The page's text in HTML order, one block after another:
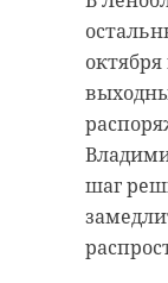
шаг
На 49
линии
связи с
ноября,
более 4